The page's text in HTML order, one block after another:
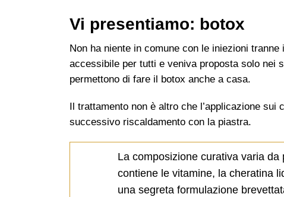
Vi presentiamo: botox
Non ha niente in comune con le iniezioni
accessibile per tutti e veniva proposta solo nei
permettono di fare il botox anche a casa.
Il trattamento non è altro che l’applicazione sui
successivo riscaldamento con la piastra.
La composizione curativa varia
contiene le vitamine, la cheratina
una segreta formulazione